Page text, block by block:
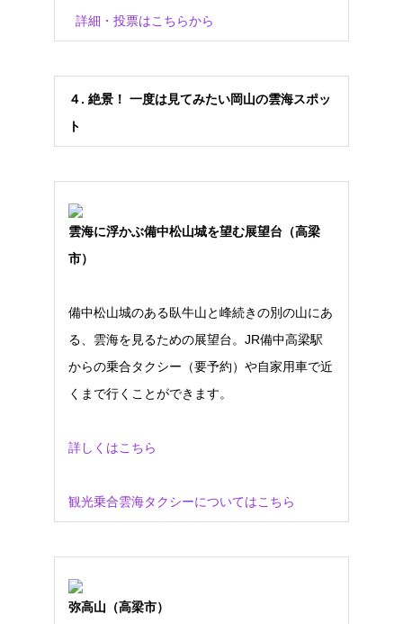
詳細・投票はこちらから
４. 絶景！ 一度は見てみたい岡山の雲海スポッ
ト
雲海に浮かぶ備中松山城を望む展望台（高梁
市）
備中松山城のある臥牛山と峰続きの別の山にあ
る、雲海を見るための展望台。JR備中高梁駅
からの乗合タクシー（要予約）や自家用車で近
くまで行くことができます。
詳しくはこちら
観光乗合雲海タクシーについてはこちら
弥高山（高梁市）